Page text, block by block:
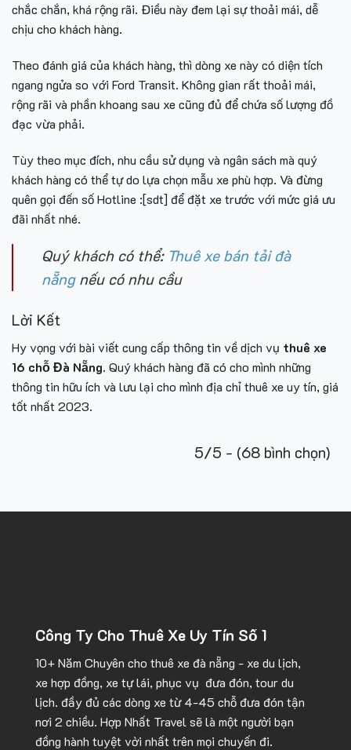
chắc chắn, khá rộng rãi. Điều này đem lại sự thoải mái, dễ
chịu cho khách hàng.
Theo đánh giá của khách hàng, thì dòng xe này có diện tích
ngang ngửa so với Ford Transit. Không gian rất thoải mái,
rộng rãi và phần khoang sau xe cũng đủ để chứa số lượng đồ
đạc vừa phải.
Tùy theo mục đích, nhu cầu sử dụng và ngân sách mà quý
khách hàng có thể tự do lựa chọn mẫu xe phù hợp. Và đừng
quên gọi đến số Hotline :[sdt] để đặt xe trước với mức giá ưu
đãi nhất nhé.
Quý khách có thể: Thuê xe bán tải đà
nẵngnếu có nhu cầu
Lời Kết
Hy vọng với bài viết cung cấp thông tin về dịch vụ thuê xe
16 chỗ Đà Nẵng. Quý khách hàng đã có cho mình những
thông tin hữu ích và lưu lại cho mình địa chỉ thuê xe uy tín, giá
tốt nhất 2023.
5/5 - (68 bình chọn)
Công Ty Cho Thuê Xe Uy Tín Số 1
10+ Năm Chuyên cho thuê xe đà nẵng - xe du lịch,
xe hợp đồng, xe tự lái, phục vụ đưa đón, tour du
lịch. đầy đủ các dòng xe từ 4-45 chỗ đưa đón tận
nơi 2 chiều. Hợp Nhất Travel sẽ là một người bạn
đồng hành tuyệt vời nhất trên mọi chuyến đi.